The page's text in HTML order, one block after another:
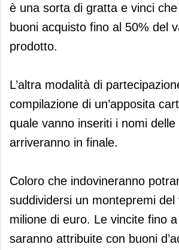
è una sorta di gratta e vinci
buoni acquisto fino al 50% del
prodotto.
L’altra modalità di
compilazione di un’apposita
quale vanno inseriti i nomi
arriveranno in finale.
Coloro che indovineranno
suddividersi un montepremi del
milione di euro. Le vincite fino
saranno attribuite con buoni